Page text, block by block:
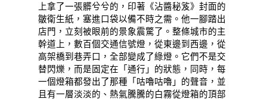
上拿了一張髒兮兮的，印著《沾醬秘笈》封面的
皺衛生紙，塞進口袋以備不時之需。他一腳踏出
店門，立刻被眼前的景象震驚了。整條城市的主
幹道上，數百個交通信號燈，從東邊到西邊，從
高架橋到巷弄口，全部變成了綠燈。它們不是交
替閃爍，而是固定在「通行」的狀態，同時，每
一個燈箱都發出了那種「咕嚕咕嚕」的聲音，並
且有一層淡淡的、熱氣騰騰的白霧從燈箱的頂部